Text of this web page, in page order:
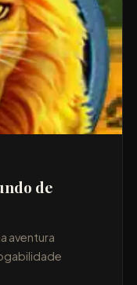
de
aventura